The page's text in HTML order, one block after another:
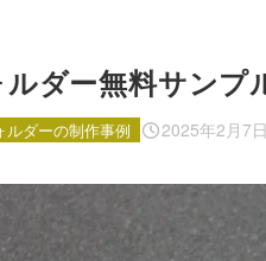
ダー無料サンプ
2025年2月7日
ルダーの制作事例